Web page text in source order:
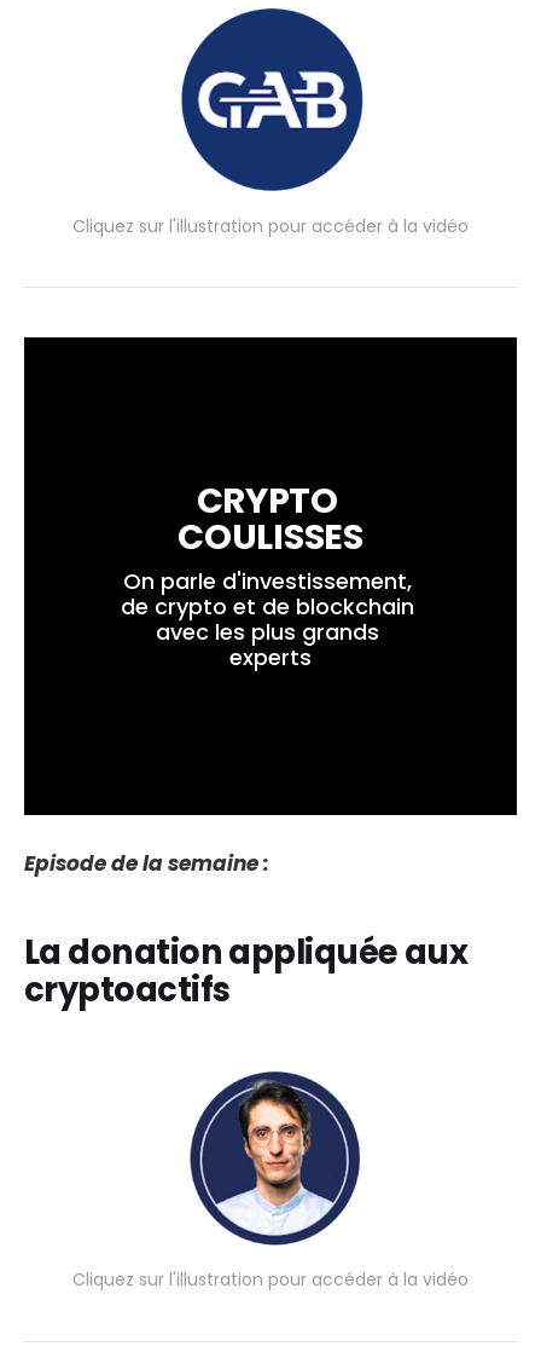
Cliquez sur l'illustration pour accéder à la vidéo
CRYPTO
COULISSES
On parle d'investissement,
de crypto et de blockchain
avec les plus grands
experts
Episode de la semaine :
La donation appliquée aux
cryptoactifs
Cliquez sur l'illustration pour accéder à la vidéo